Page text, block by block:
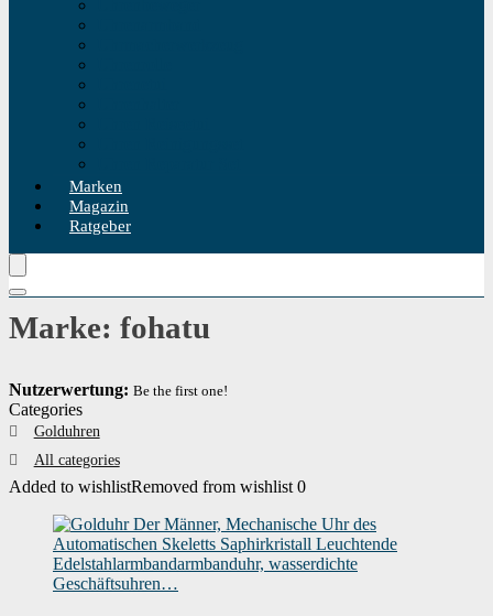
Marken
Magazin
Ratgeber
Marke: fohatu
Nutzerwertung: Be the first one!
Categories
Golduhren
All categories
Added to wishlistRemoved from wishlist 0